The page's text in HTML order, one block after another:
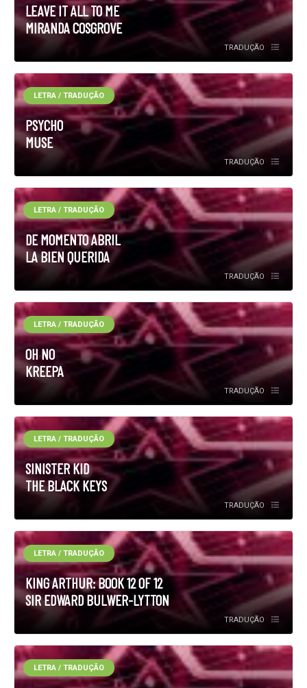
LEAVE IT ALL TO ME
MIRANDA COSGROVE
TRADUÇÃO
PSYCHO
MUSE
LETRA / TRADUÇÃO
TRADUÇÃO
DE MOMENTO ABRIL
LA BIEN QUERIDA
LETRA / TRADUÇÃO
TRADUÇÃO
OH NO
KREEPA
LETRA / TRADUÇÃO
TRADUÇÃO
SINISTER KID
THE BLACK KEYS
LETRA / TRADUÇÃO
TRADUÇÃO
KING ARTHUR: BOOK 12 OF 12
SIR EDWARD BULWER-LYTTON
LETRA / TRADUÇÃO
TRADUÇÃO
LETRA / TRADUÇÃO